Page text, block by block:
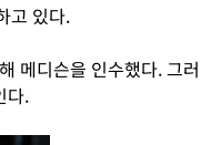
고 있다.
메디슨을 인수했다. 그러
다.